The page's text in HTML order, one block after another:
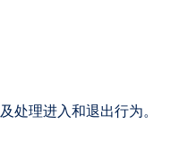
处理进入和退出行为。